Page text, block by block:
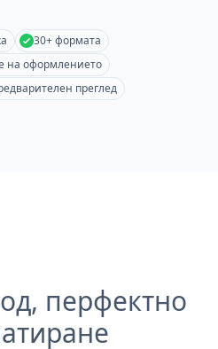
30+ формата
на оформлението
преглед
перфектно